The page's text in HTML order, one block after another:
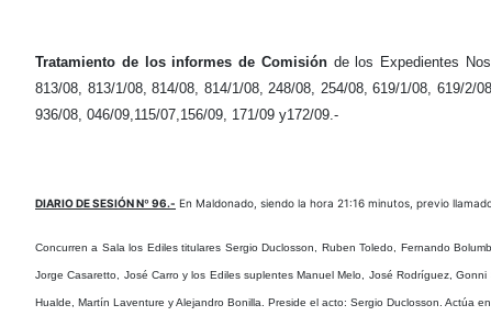
Tratamiento de los informes de Comisiónde los Expedientes
813/08, 813/1/08, 814/08, 814/1/08, 248/08, 254/08, 619/1/08, 619/2/
936/08, 046/09,115/07,156/09, 171/09 y172/09.-
DIARIO DE SESIÓN Nº 96.- En Maldonado, siendo la hora 21:16 minutos, previo
Concurren a Sala los Ediles titulares Sergio Duclosson, Ruben Toledo, Fernando
Jorge Casaretto, José Carro y los Ediles suplentes Manuel Melo, José Rodríguez,
Hualde, Martín Laventure y Alejandro Bonilla. Preside el acto: Sergio Duclosson. Actúa